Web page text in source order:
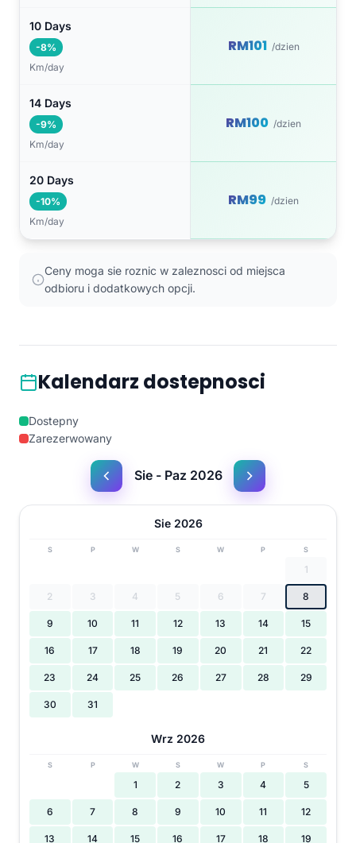
10 Days
-8%
Km/day
RM101 /dzien
14 Days
-9%
Km/day
RM100 /dzien
20 Days
-10%
Km/day
RM99 /dzien
Ceny moga sie roznic w zaleznosci od miejsca
odbioru i dodatkowych opcji.
Kalendarz dostepnosci
Dostepny
Zarezerwowany
Sie - Paz 2026
Sie 2026
S P W S W P S
1
2 3 4 5 6 7 8
9 10 11 12 13 14 15
16 17 18 19 20 21 22
23 24 25 26 27 28 29
30 31
Wrz 2026
S P W S W P S
1 2 3 4 5
6 7 8 9 10 11 12
13 14 15 16 17 18 19